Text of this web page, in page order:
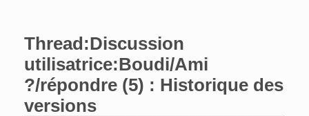
Thread:Discussion
utilisatrice:Boudi/Ami
?/répondre (5) : Historique des
versions